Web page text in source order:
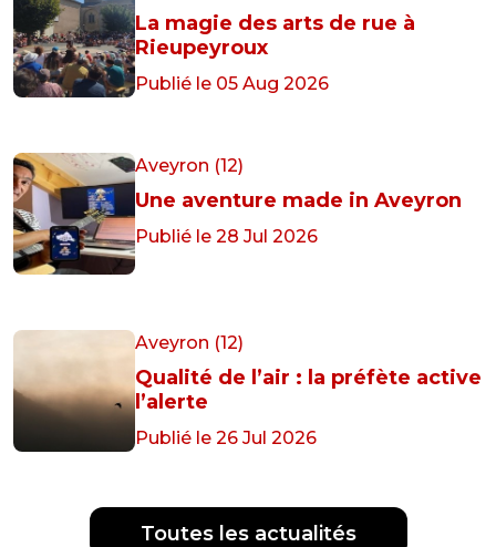
La magie des arts de rue à
Rieupeyroux
Publié le 05 Aug 2026
Aveyron (12)
Une aventure made in Aveyron
Publié le 28 Jul 2026
Aveyron (12)
Qualité de l’air : la préfète active
l’alerte
Publié le 26 Jul 2026
Toutes les actualités